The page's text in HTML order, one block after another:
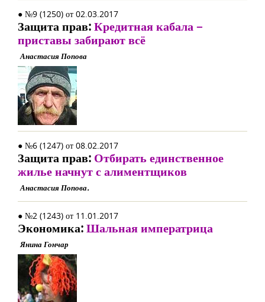
● №9 (1250) от 02.03.2017
Защита прав:Кредитная кабала –
приставы забирают всё
Анастасия Попова
● №6 (1247) от 08.02.2017
Защита прав: Отбирать единственное
жилье начнут с алиментщиков
Анастасия Попова.
● №2 (1243) от 11.01.2017
Экономика:Шальная императрица
Янина Гончар